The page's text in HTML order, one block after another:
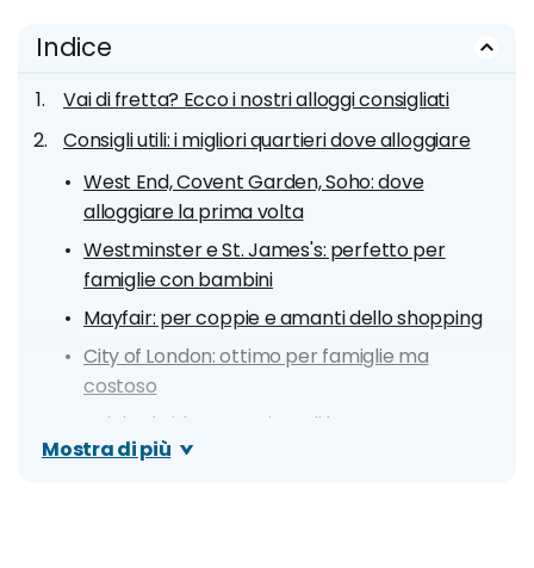
Indice
Vai di fretta? Ecco i nostri alloggi consigliati
Consigli utili: i migliori quartieri dove alloggiare
West End, Covent Garden, Soho: dove
alloggiare la prima volta
Westminster e St. James's: perfetto per
famiglie con bambini
Mayfair: per coppie e amanti dello shopping
City of London: ottimo per famiglie ma
costoso
Knightsbridge: quartiere di lusso
Kensington: elegante e tranquillo
Mostra di più